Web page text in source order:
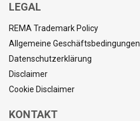
LEGAL
REMA Trademark Policy
Allgemeine Geschäftsbedingungen
Datenschutzerklärung
Disclaimer
Cookie Disclaimer
KONTAKT